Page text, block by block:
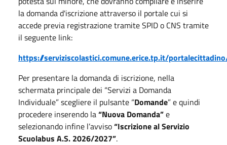
la domanda d'iscrizione attraverso il portale cui si
accede previa registrazione tramite SPID o CNS tramite
il seguente link:
https://serviziscolastici.comune.erice.tp.it/
Per presentare la domanda di iscrizione, nella
schermata principale dei “Servizi a Domanda
Individuale” scegliere il pulsante “Domande” e quindi
procedere inserendo la“Nuova Domanda”e
selezionando infine l’avviso“Iscrizione al Servizio
Scuolabus A.S. 2026/2027”.